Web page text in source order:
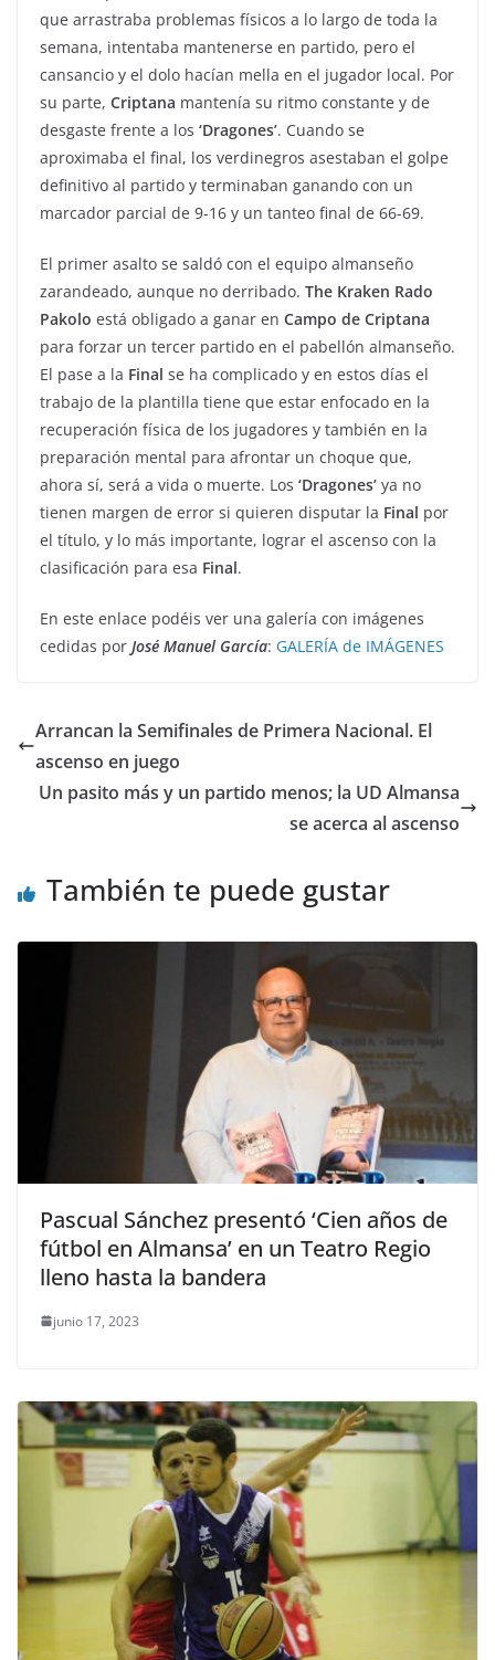
que arrastraba problemas físicos a lo largo de toda la
semana, intentaba mantenerse en partido, pero el
cansancio y el dolo hacían mella en el jugador local. Por
su parte, Criptana mantenía su ritmo constante y de
desgaste frente a los ‘Dragones’. Cuando se
aproximaba el final, los verdinegros asestaban el golpe
definitivo al partido y terminaban ganando con un
marcador parcial de 9-16 y un tanteo final de 66-69.
El primer asalto se saldó con el equipo almanseño
zarandeado, aunque no derribado. The Kraken Rado
Pakolo está obligado a ganar en Campo de Criptana
para forzar un tercer partido en el pabellón almanseño.
El pase a la Final se ha complicado y en estos días el
trabajo de la plantilla tiene que estar enfocado en la
recuperación física de los jugadores y también en la
preparación mental para afrontar un choque que,
ahora sí, será a vida o muerte. Los ‘Dragones’ ya no
tienen margen de error si quieren disputar la Final por
el título, y lo más importante, lograr el ascenso con la
clasificación para esa Final.
En este enlace podéis ver una galería con imágenes
cedidas por José Manuel García: GALERÍA de IMÁGENES
Arrancan la Semifinales de Primera Nacional. El
ascenso en juego
Un pasito más y un partido menos; la UD Almansa
se acerca al ascenso
También te puede gustar
Pascual Sánchez presentó ‘Cien años de
fútbol en Almansa’ en un Teatro Regio
lleno hasta la bandera
junio 17, 2023